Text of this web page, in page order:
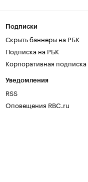
Подписки
Скрыть баннеры на РБК
Подписка на РБК
Корпоративная подписка
Уведомления
RSS
Оповещения RBC.ru